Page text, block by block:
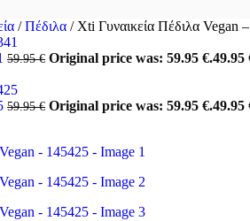
/ Πέδιλα / Xti Γυναικεία Πέδιλα Vegan
59.95€ Original price was: 59.95 €.49.95
59.95€ Original price was: 59.95 €.49.95